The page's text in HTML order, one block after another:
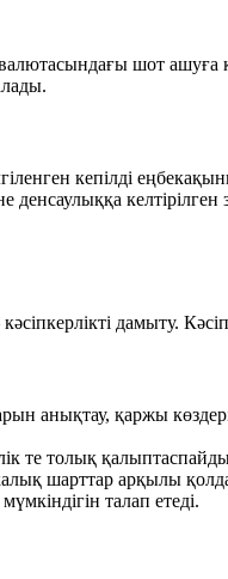
шот
кепілді
денсаулыққа
дамыту.
анықтау, қаржы
те толық
шарттар арқылы
талап етеді.